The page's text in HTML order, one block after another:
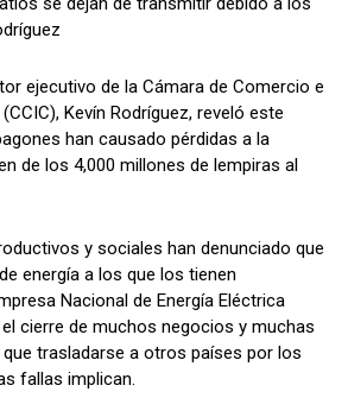
Síganos
Síganos
ejecutivo de la Cámara de Comercio e
Kevín Rodríguez, reveló este
han causado pérdidas a la
de los 4,000 millones de lempiras al
y sociales han denunciado que
energía a los que los tienen
Nacional de Energía Eléctrica
el cierre de muchos negocios y muchas
trasladarse a otros países por los
fallas implican.